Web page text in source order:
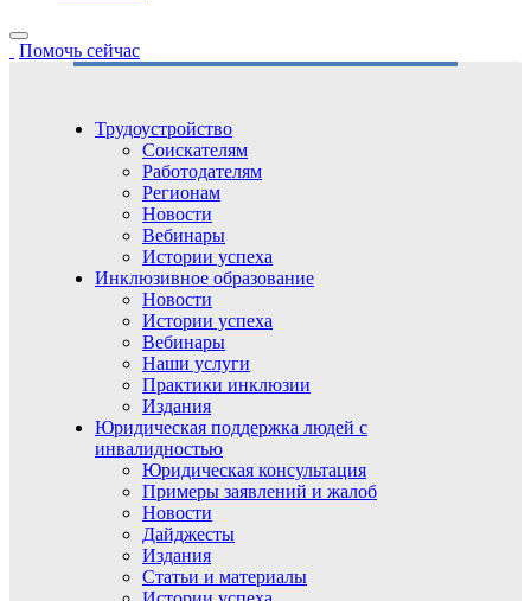
Помочь сейчас
Трудоустройство
Соискателям
Работодателям
Регионам
Новости
Вебинары
Истории успеха
Инклюзивное образование
Новости
Истории успеха
Вебинары
Наши услуги
Практики инклюзии
Издания
Юридическая поддержка людей с
инвалидностью
Юридическая консультация
Примеры заявлений и жалоб
Новости
Дайджесты
Издания
Статьи и материалы